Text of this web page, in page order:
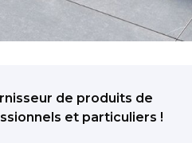
de produits de
et particuliers !